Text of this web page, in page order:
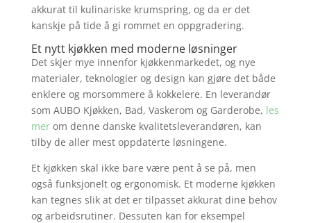
akkurat til kulinariske krumspring, og da er det
kanskje på tide å gi rommet en oppgradering.
Et nytt kjøkken med moderne løsninger
Det skjer mye innenfor kjøkkenmarkedet, og nye
materialer, teknologier og design kan gjøre det både
enklere og morsommere å kokkelere. En leverandør
som AUBO Kjøkken, Bad, Vaskerom og Garderobe, les
merom denne danske kvalitetsleverandøren, kan
tilby de aller mest oppdaterte løsningene.
Et kjøkken skal ikke bare være pent å se på, men
også funksjonelt og ergonomisk. Et moderne kjøkken
kan tegnes slik at det er tilpasset akkurat dine behov
og arbeidsrutiner. Dessuten kan for eksempel